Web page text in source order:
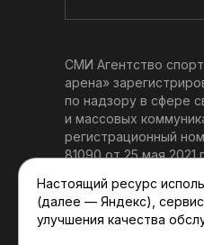
СМИ Агентство
арена»
по надзору в сфере
и массовых
регистрационный
81090 от 25 мая 2021
Главный редактор:
При использовании
Настоящий ресурс
(далее — Яндекс),
улучшения качества